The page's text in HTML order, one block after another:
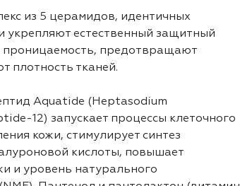
из 5 церамидов, идентичных
укрепляют естественный защитный
проницаемость, предотвращают
плотность тканей.
Aquatide (Heptasodium
12) запускает процессы клеточного
кожи, стимулирует синтез
кислоты, повышает
и уровень натурального